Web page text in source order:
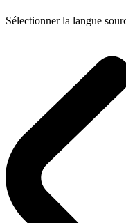
Sélectionner la langue